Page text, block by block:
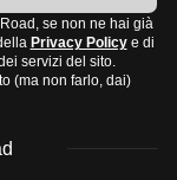
se non ne hai già
Privacy Policye di
servizi del sito.
(ma non farlo, dai)